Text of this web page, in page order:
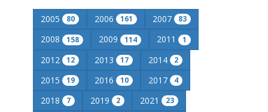
2005 80 2006 161 2007 83
2008 158 2009 114 2011 1
2012 12 2013 17 2014 2
2015 19 2016 10 2017 4
2018 7 2019 2 2021 23